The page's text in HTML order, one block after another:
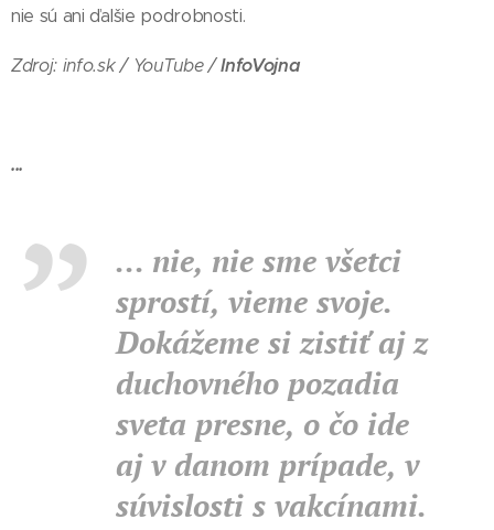
nie sú ani ďalšie podrobnosti.
Zdroj: info.sk / YouTube /InfoVojna
...
... nie, nie sme všetci
sprostí, vieme svoje.
Dokážeme si zistiť aj z
duchovného pozadia
sveta presne, o čo ide
aj v danom prípade, v
súvislosti s vakcínami.